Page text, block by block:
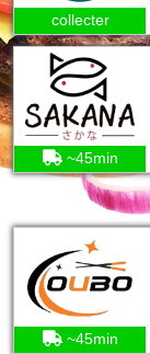
collecter
~45min
~45min